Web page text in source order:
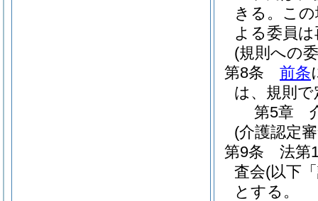
きる。 こ
よる委員
(規則への
第8条
前条
は、規則
第5章
(介護認定
第9条
法第
査会(以下
とする。